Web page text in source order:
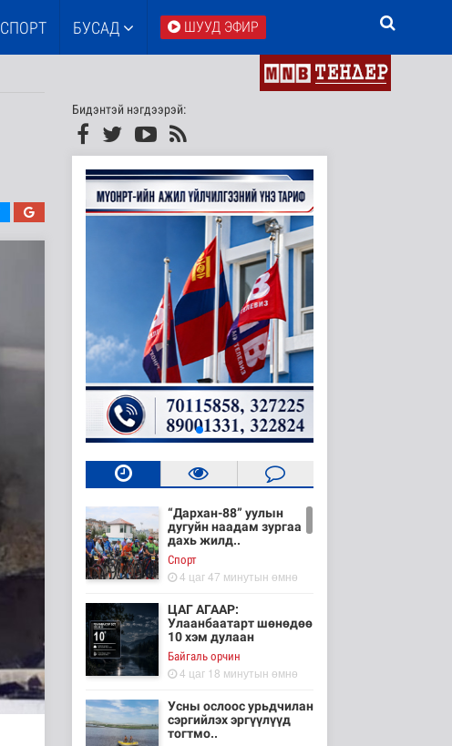
СПОРТ БУСАД ШУУД ЭФИР
Бидэнтэй нэгдээрэй:
“Дархан-88” уулын
дугуйн наадам зургаа
дахь жилд..
Cпорт
4 цаг 47 минутын өмнө
ЦАГ АГААР:
Улаанбаатарт шөнөдөө
10 хэм дулаан
Байгаль орчин
4 цаг 18 минутын өмнө
Усны ослоос урьдчилан
сэргийлэх эргүүлүүд
тогтмо..